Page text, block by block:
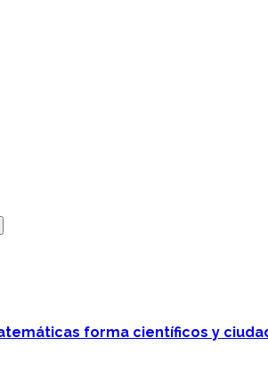
forma científicos y